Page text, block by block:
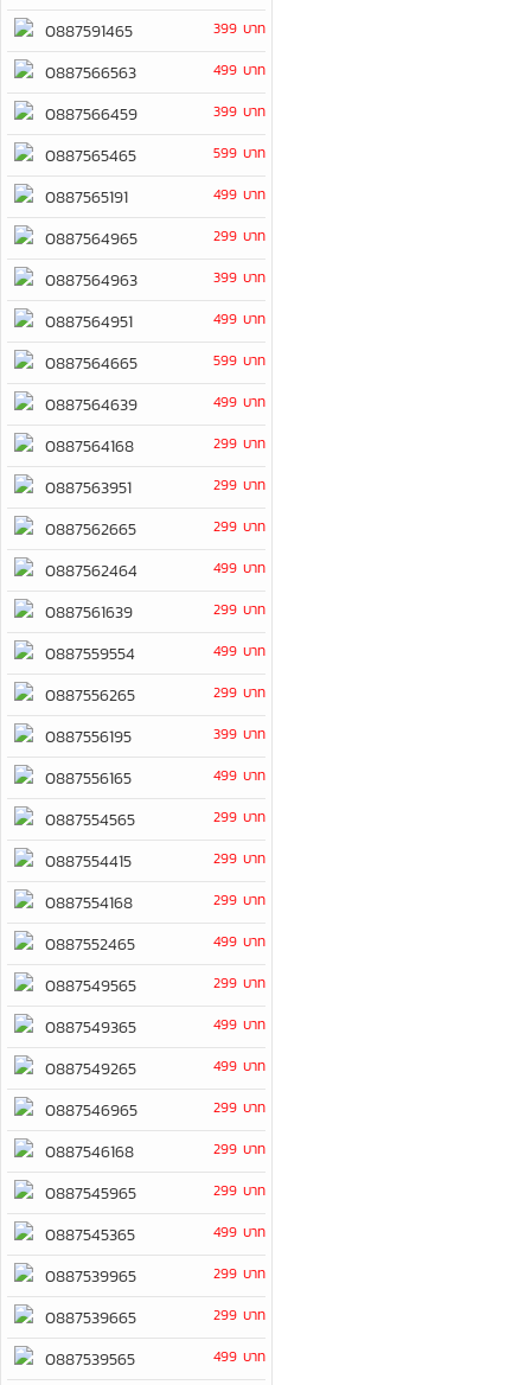
0887591465 399 บาท
0887566563 499 บาท
0887566459 399 บาท
0887565465 599 บาท
0887565191 499 บาท
0887564965 299 บาท
0887564963 399 บาท
0887564951 499 บาท
0887564665 599 บาท
0887564639 499 บาท
0887564168 299 บาท
0887563951 299 บาท
0887562665 299 บาท
0887562464 499 บาท
0887561639 299 บาท
0887559554 499 บาท
0887556265 299 บาท
0887556195 399 บาท
0887556165 499 บาท
0887554565 299 บาท
0887554415 299 บาท
0887554168 299 บาท
0887552465 499 บาท
0887549565 299 บาท
0887549365 499 บาท
0887549265 499 บาท
0887546965 299 บาท
0887546168 299 บาท
0887545965 299 บาท
0887545365 499 บาท
0887539965 299 บาท
0887539665 299 บาท
0887539565 499 บาท